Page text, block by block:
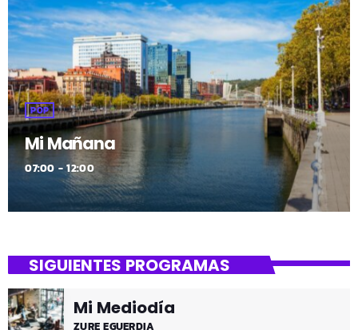
POP
Mi Mañana
07:00 - 12:00
SIGUIENTES PROGRAMAS
Mi Mediodía
ZURE EGUERDIA